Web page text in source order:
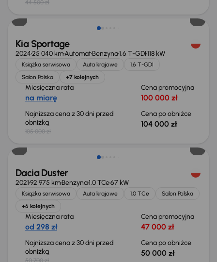
44 500 zł
Taniej o 1 000 zł
Kia Sportage
202425 040 kmAutomatBenzyna1.6 T-GDI118 kW
Książka serwisowa Auta krajowe
1.6 T-GDI
Salon Polska
+7 kolejnych
Miesięczna rata
na miarę
Cena promocyjna
100 000 zł
Najniższa cena z 30 dni przed
obniżką
105 000 zł
Cena po obniżce
104 000 zł
Taniej o 700 zł
Dacia Duster
202192 975 kmBenzyna1.0 TCe67 kW
Książka serwisowa Auta krajowe 1.0 TCe
Salon Polska
+6 kolejnych
Miesięczna rata
od 298 zł
Cena promocyjna
47 000 zł
Najniższa cena z 30 dni przed
obniżką
50 700 zł
Cena po obniżce
50 000 zł